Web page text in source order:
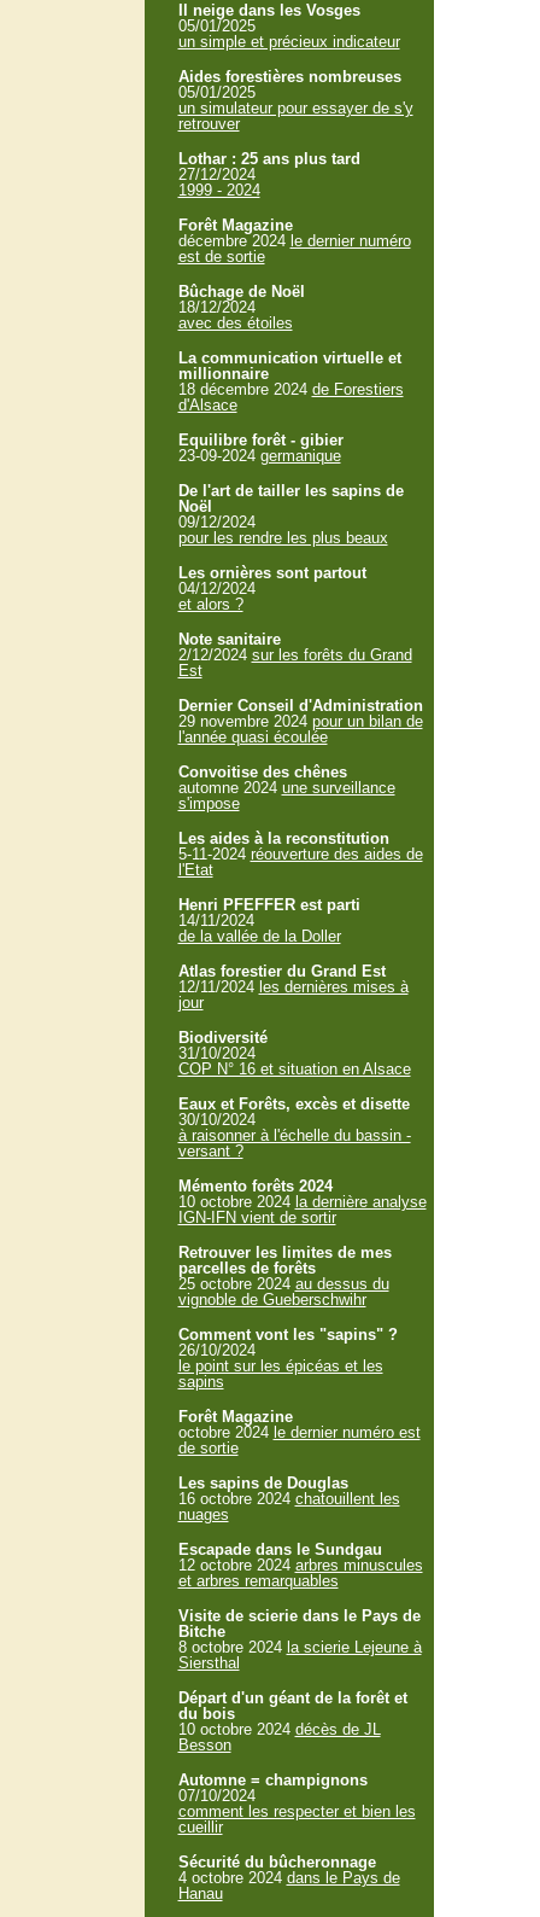
Il neige dans les Vosges
05/01/2025
un simple et précieux indicateur
Aides forestières nombreuses
05/01/2025
un simulateur pour essayer de s'y
retrouver
Lothar : 25 ans plus tard
27/12/2024
1999 - 2024
Forêt Magazine
décembre 2024 le dernier numéro
est de sortie
Bûchage de Noël
18/12/2024
avec des étoiles
La communication virtuelle et
millionnaire
18 décembre 2024 de Forestiers
d'Alsace
Equilibre forêt - gibier
23-09-2024 germanique
De l'art de tailler les sapins de
Noël
09/12/2024
pour les rendre les plus beaux
Les ornières sont partout
04/12/2024
et alors ?
Note sanitaire
2/12/2024 sur les forêts du Grand
Est
Dernier Conseil d'Administration
29 novembre 2024 pour un bilan de
l'année quasi écoulée
Convoitise des chênes
automne 2024 une surveillance
s'impose
Les aides à la reconstitution
5-11-2024 réouverture des aides de
l'Etat
Henri PFEFFER est parti
14/11/2024
de la vallée de la Doller
Atlas forestier du Grand Est
12/11/2024 les dernières mises à
jour
Biodiversité
31/10/2024
COP N° 16 et situation en Alsace
Eaux et Forêts, excès et disette
30/10/2024
à raisonner à l'échelle du bassin -
versant ?
Mémento forêts 2024
10 octobre 2024 la dernière analyse
IGN-IFN vient de sortir
Retrouver les limites de mes
parcelles de forêts
25 octobre 2024 au dessus du
vignoble de Gueberschwihr
Comment vont les "sapins" ?
26/10/2024
le point sur les épicéas et les
sapins
Forêt Magazine
octobre 2024 le dernier numéro est
de sortie
Les sapins de Douglas
16 octobre 2024 chatouillent les
nuages
Escapade dans le Sundgau
12 octobre 2024 arbres minuscules
et arbres remarquables
Visite de scierie dans le Pays de
Bitche
8 octobre 2024 la scierie Lejeune à
Siersthal
Départ d'un géant de la forêt et
du bois
10 octobre 2024 décès de JL
Besson
Automne = champignons
07/10/2024
comment les respecter et bien les
cueillir
Sécurité du bûcheronnage
4 octobre 2024 dans le Pays de
Hanau